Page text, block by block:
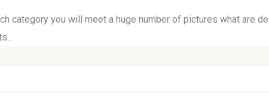
category you will meet a huge number of pictures what are